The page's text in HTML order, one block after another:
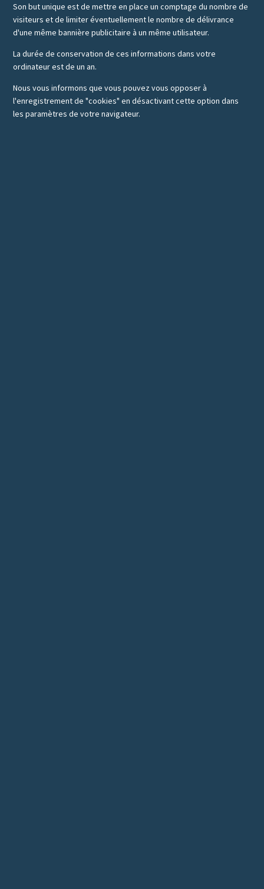
Son but unique est de mettre en place un comptage du nombre de
visiteurs et de limiter éventuellement le nombre de délivrance
d'une même bannière publicitaire à un même utilisateur.
La durée de conservation de ces informations dans votre
ordinateur est de un an.
Nous vous informons que vous pouvez vous opposer à
l'enregistrement de "cookies" en désactivant cette option dans
les paramètres de votre navigateur.